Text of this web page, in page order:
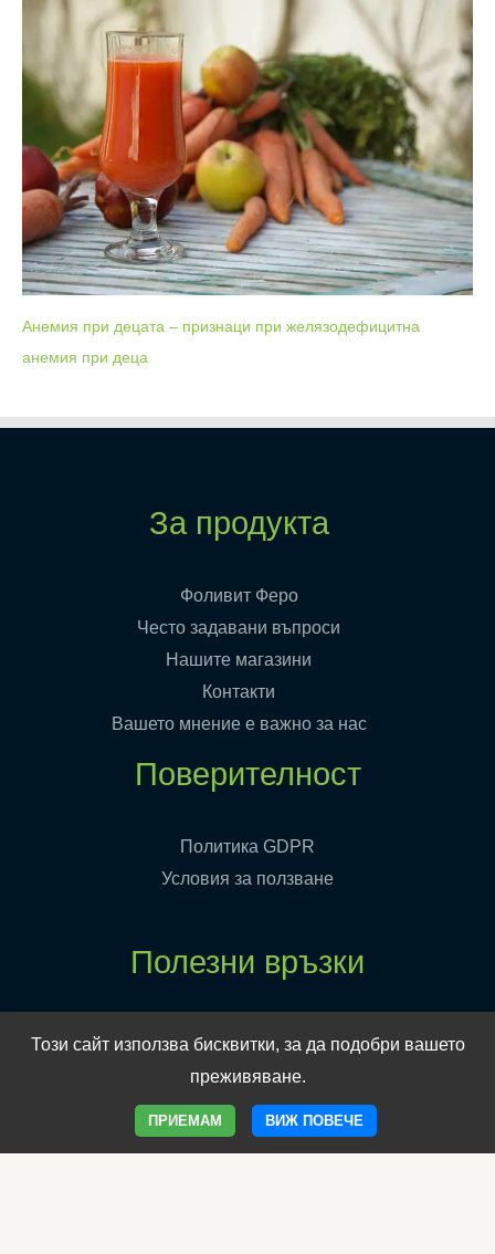
Анемия при децата – признаци при желязодефицитна
анемия при деца
За продукта
Фоливит Феро
Често задавани въпроси
Нашите магазини
Контакти
Вашето мнение е важно за нас
Поверителност
Политика GDPR
Условия за ползване
Полезни връзки
Електронен магазин
Програма Имунитет
Този сайт използва бисквитки, за да подобри вашето
преживяване.
ПРИЕМАМ ВИЖ ПОВЕЧЕ